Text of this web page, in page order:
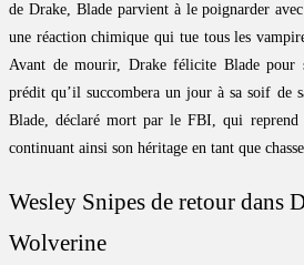
de Drake, Blade parvient à le poignarder
une réaction chimique qui tue tous les
Avant de mourir, Drake félicite Blade pour
prédit qu’il succombera un jour à sa soif de
Blade, déclaré mort par le FBI, qui reprend
continuant ainsi son héritage en tant que
Wesley Snipes de retour dans
Wolverine